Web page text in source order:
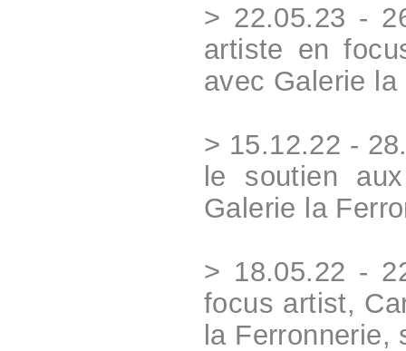
> 22.05.23 -
artiste en
avec Galerie la
> 15.12.22 -
le soutien
Galerie la
> 18.05.22 -
focus artist,
la Ferronnerie,